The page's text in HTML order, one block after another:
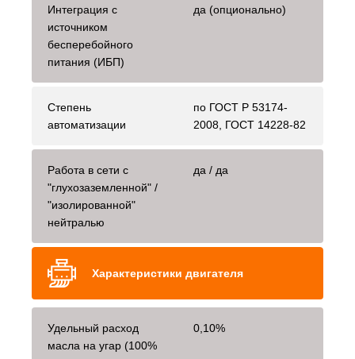
Интеграция с
источником
бесперебойного
питания (ИБП)
да (опционально)
Степень
автоматизации
по ГОСТ Р 53174-
2008, ГОСТ 14228-82
Работа в сети с
"глухозаземленной" /
"изолированной"
нейтралью
да / да
Характеристики двигателя
Удельный расход
масла на угар (100%
0,10%